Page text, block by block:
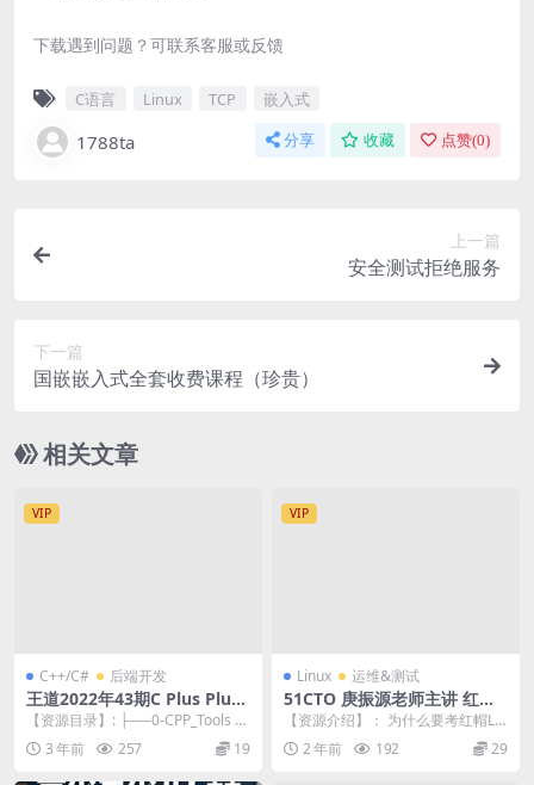
下载遇到问题？可联系客服或反馈
C语言 Linux TCP 嵌入式
1788ta 分享 收藏 点赞(0)
上一篇
安全测试拒绝服务
下一篇
国嵌嵌入式全套收费课程（珍贵）
相关文章
VIP
C++/C# 后端开发
王道2022年43期C Plus Plus
课程
【资源目录】: ├──0-CPP_Tools |
├──1 WinSCP |...
3 年前 257 19
VIP
Linux 运维&测试
51CTO 庚振源老师主讲 红帽R
HCE认证精品班27期
【资源介绍】： 为什么要考红帽Lin
ux 证书含金量 红帽Linux是由红帽
公司...2 年前 192 29